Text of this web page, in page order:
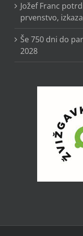
Jožef Franc
prvenstvo,
Še 750 dni do
2028